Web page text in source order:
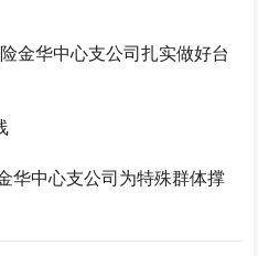
金华中心支公司扎实做好台
华中心支公司为特殊群体撑